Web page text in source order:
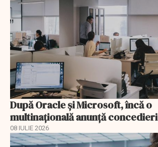
După Oracle şi Microsoft, încă o
multinaţională anunţă concedieri
08 IULIE 2026
EXCLUSIV